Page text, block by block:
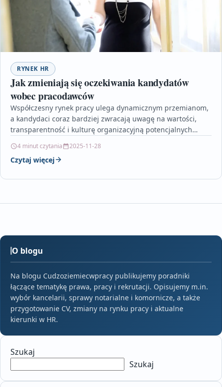
RYNEK HR
Jak zmieniają się oczekiwania kandydatów
wobec pracodawców
Współczesny rynek pracy ulega dynamicznym przemianom,
a kandydaci coraz bardziej zwracają uwagę na wartości,
transparentność i kulturę organizacyjną potencjalnych
4 minut czytania 2025-11-28
Czytaj więcej
O blogu
Na blogu Cudzoziemiecwpracy publikujemy poradniki
łączące tematykę prawa, pracy i rekrutacji. Opisujemy m.in.
wybór kancelarii, sprawy notarialne i komornicze, a także
przygotowanie CV, zmiany na rynku pracy i aktualne
kierunki w HR.
Szukaj
Szukaj